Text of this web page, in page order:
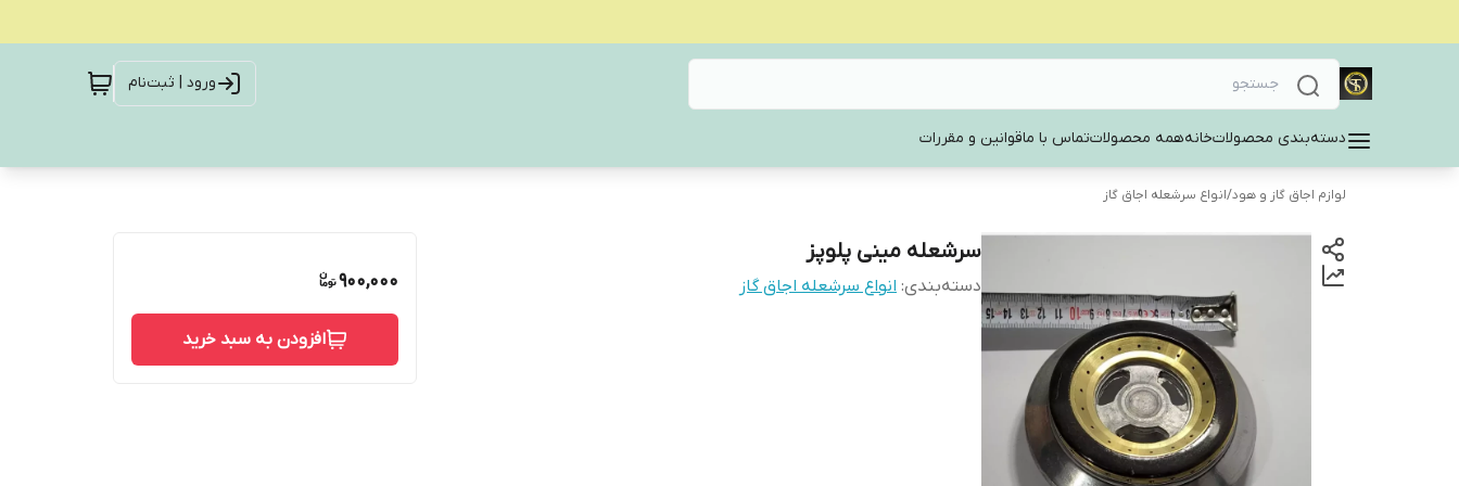
ورود | ثبت‌نام
دسته‌بندی محصولاتخانههمه محصولاتتماس با ماقوانین و مقررات
لوازم اجاق گاز و هود/انواع سرشعله اجاق گاز
سرشعله مینی پلوپز
دسته‌بندی: انواع سرشعله اجاق گاز 900,000
افزودن به سبد خرید